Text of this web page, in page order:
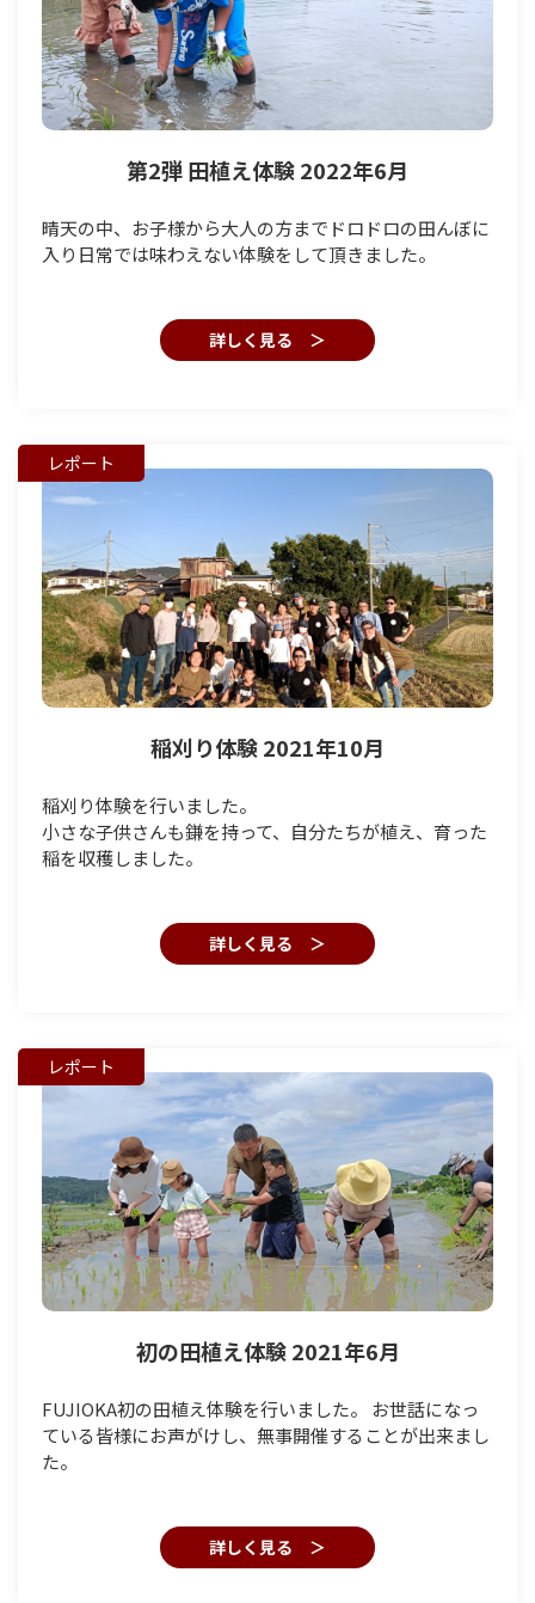
第2弾 田植え体験 2022年6月
晴天の中、お子様から大人の方までドロドロの田んぼに
入り日常では味わえない体験をして頂きました。
詳しく見る ＞
レポート
稲刈り体験 2021年10月
稲刈り体験を行いました。
小さな子供さんも鎌を持って、自分たちが植え、育った
稲を収穫しました。
詳しく見る ＞
レポート
初の田植え体験 2021年6月
FUJIOKA初の田植え体験を行いました。 お世話になっ
ている皆様にお声がけし、無事開催することが出来まし
た。
詳しく見る ＞